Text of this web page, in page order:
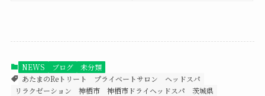
NEWS ブログ
未分類
あたまのReトリート
プライベートサロン
ヘッドスパ
リラクゼーション
神栖市 神栖市ドライヘッドスパ
茨城県